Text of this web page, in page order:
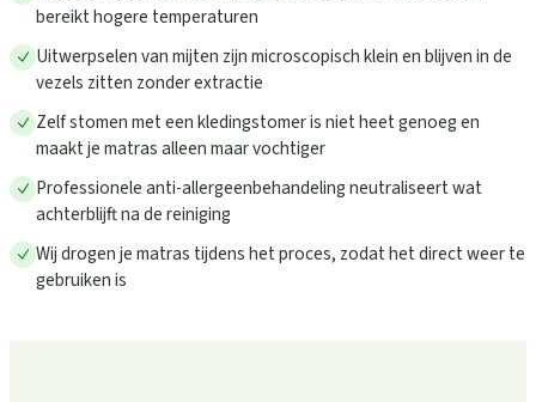
bereikt hogere temperaturen
Uitwerpselen van mijten zijn microscopisch klein en blijven in de
vezels zitten zonder extractie
Zelf stomen met een kledingstomer is niet heet genoeg en
maakt je matras alleen maar vochtiger
Professionele anti-allergeenbehandeling neutraliseert wat
achterblijft na de reiniging
Wij drogen je matras tijdens het proces, zodat het direct weer te
gebruiken is